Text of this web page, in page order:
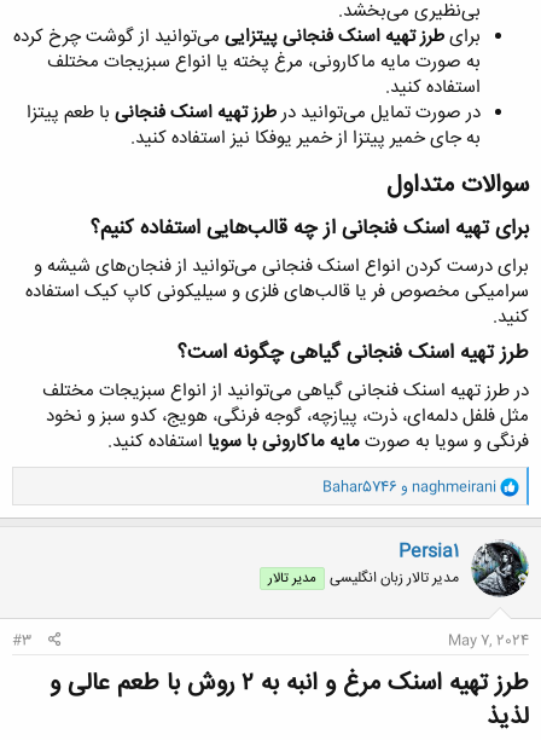
بی‌نظیری می‌بخشد.
برایطرز تهیه اسنک فنجانی پیتزایی می‌توانید از گوشت چرخ کرده
به صورت مایه ماکارونی، مرغ پخته یا انواع سبزیجات مختلف
استفاده کنید.
در صورت تمایل می‌توانید درطرز تهیه اسنک فنجانی با طعم پیتزا
به جای خمیر پیتزا از خمیر یوفکا نیز استفاده کنید.
سوالات متداول​
برای تهیه اسنک فنجانی از چه قالب‌هایی استفاده کنیم؟​
برای درست کردن انواع اسنک فنجانی می‌توانید از فنجان‌های شیشه و
سرامیکی مخصوص فر یا قالب‌های فلزی و سیلیکونی کاپ کیک استفاده
کنید.
طرز تهیه اسنک فنجانی گیاهی چگونه است؟​
در طرز تهیه اسنک فنجانی گیاهی می‌توانید از انواع سبزیجات مختلف
مثل فلفل دلمه‌ای، ذرت، پیازچه، گوجه فرنگی، هویج، کدو سبز و نخود
فرنگی و سویا به صورتمایه ماکارونی با سویا استفاده کنید.
و
ا
ک
ن
ش
ه
ا
naghmeirani و Bahar5746
Persia1
مدیر تالار زبان انگلیسی مدیر تالار
May 7, 2024
#3
طرز تهیه اسنک مرغ و انبه به ۲ روش با طعم عالی و
لذیذ​